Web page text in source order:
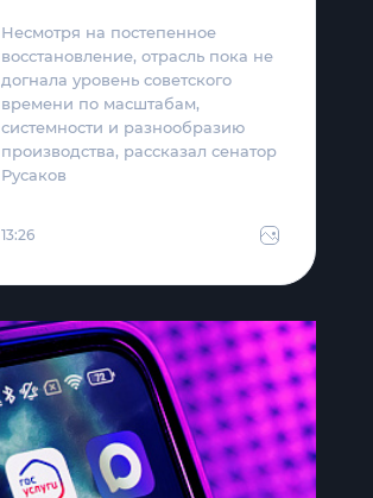
Несмотря на постепенное
восстановление, отрасль пока не
догнала уровень советского
времени по масштабам,
системности и разнообразию
производства, рассказал сенатор
Русаков
13:26